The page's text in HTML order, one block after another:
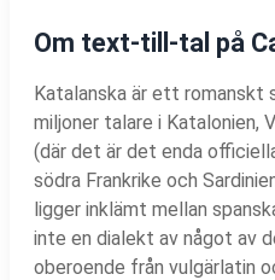
Om text-till-tal på
Katalanska är ett romanskt
miljoner talare i Katalonien,
(där det är det enda
södra Frankrike och
ligger inklämt mellan
inte en dialekt av något av
oberoende från vulgärlatin